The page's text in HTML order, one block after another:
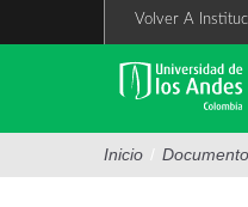
Volver A
Inicio /